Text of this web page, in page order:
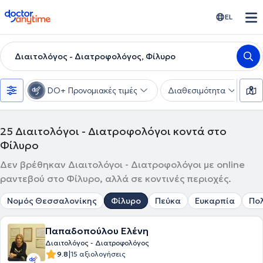
doctoranytime EL
Διαιτολόγος - Διατροφολόγος, Φίλυρο
DO+ Προνομιακές τιμές Διαθεσιμότητα
25 Διαιτολόγοι - Διατροφολόγοι κοντά στο
Φίλυρο
Δεν βρέθηκαν Διαιτολόγοι - Διατροφολόγοι με online
ραντεβού στο Φίλυρο, αλλά σε κοντινές περιοχές.
Νομός Θεσσαλονίκης Φίλυρο Πεύκα Ευκαρπία
Παπαδοπούλου Ελένη
Διαιτολόγος - Διατροφολόγος
9.8|15 αξιολογήσεις